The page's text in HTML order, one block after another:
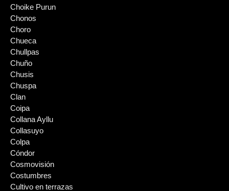
Choike Purun
Chonos
Choro
Chueca
Chullpas
Chuño
Chusis
Chuspa
Clan
Coipa
Collana Ayllu
Collasuyo
Colpa
Cóndor
Cosmovisión
Costumbres
Cultivo en terrazas